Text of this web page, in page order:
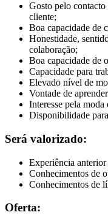
Gosto pelo
cliente;
Boa capacidade de
Honestidade,
colaboração;
Boa capacidade de
Capacidade para
Elevado nível de
Vontade de
Interesse pela moda
Disponibilidade
Será valorizado:
Experiência
Conhecimentos de
Conhecimentos de
Oferta: